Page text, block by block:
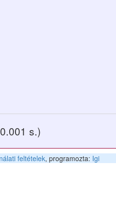
s.)
feltételek, programozta: Igi